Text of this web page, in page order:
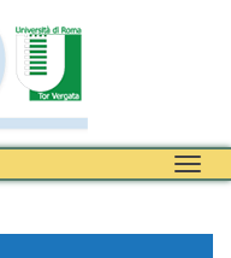
Toggle